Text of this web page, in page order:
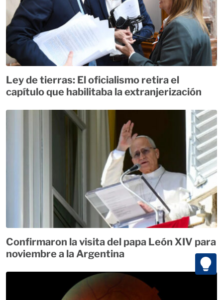
Ley de tierras: El oficialismo retira el
capítulo que habilitaba la extranjerización
Confirmaron la visita del papa León XIV para
noviembre a la Argentina